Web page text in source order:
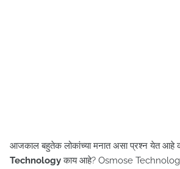
आजकाल बहुतेक लोकांच्या मनात असा प्रश्न येत आहे
Technologyकाय आहे? Osmose